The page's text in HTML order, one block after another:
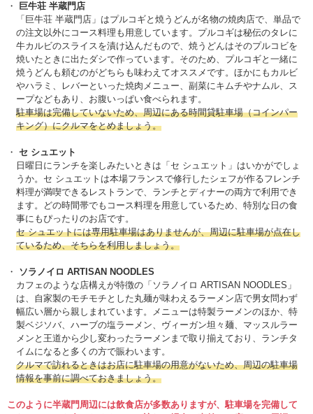
巨牛荘 半蔵門店
「巨牛荘 半蔵門店」はプルコギと焼うどんが名物の焼肉店で、単品で
の注文以外にコース料理も用意しています。プルコギは秘伝のタレに
牛カルビのスライスを漬け込んだもので、焼うどんはそのプルコビを
焼いたときに出たダシで作っています。そのため、プルコギと一緒に
焼うどんも頼むのがどちらも味わえてオススメです。ほかにもカルビ
やハラミ、レバーといった焼肉メニュー、副菜にキムチやナムル、ス
ープなどもあり、お腹いっぱい食べられます。
駐車場は完備していないため、周辺にある時間貸駐車場（コインパー
キング）にクルマをとめましょう。
セ シュエット
日曜日にランチを楽しみたいときは「セ シュエット」はいかがでしょ
うか。セ シュエットは本場フランスで修行したシェフが作るフレンチ
料理が満喫できるレストランで、ランチとディナーの両方で利用でき
ます。どの時間帯でもコース料理を用意しているため、特別な日の食
事にもぴったりのお店です。
セ シュエットには専用駐車場はありませんが、周辺に駐車場が点在し
ているため、そちらを利用しましょう。
ソラノイロ ARTISAN NOODLES
カフェのような店構えが特徴の「ソラノイロ ARTISAN NOODLES」
は、自家製のモチモチとした丸麺が味わえるラーメン店で男女問わず
幅広い層から親しまれています。メニューは特製ラーメンのほか、特
製ベジソバ、ハーブの塩ラーメン、ヴィーガン坦々麺、マッスルラー
メンと王道から少し変わったラーメンまで取り揃えており、ランチタ
イムになると多くの方で賑わいます。
クルマで訪れるときはお店に駐車場の用意がないため、周辺の駐車場
情報を事前に調べておきましょう。
このように半蔵門周辺には飲食店が多数ありますが、駐車場を完備して